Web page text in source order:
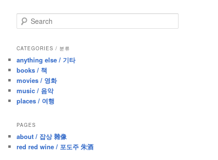
e
r
h
CATEGORIES / 분류
anything else / 기타
books / 책
movies / 영화
music / 음악
places / 여행
PAGES
about / 잡상 雜像
red red wine / 포도주 朱酒